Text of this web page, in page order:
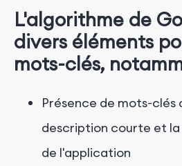
L'algorithme de
divers éléments
mots-clés,
Présence de mots-clés
description courte et
de l'application